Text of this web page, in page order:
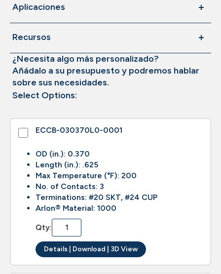
Aplicaciones
Recursos
¿Necesita algo más personalizado?
Añádalo a su presupuesto y podremos hablar
sobre sus necesidades.
Select Options:
ECCB-030370L0-0001
OD (in.): 0.370
Length (in.): .625
Max Temperature (°F): 200
No. of Contacts: 3
Terminations: #20 SKT, #24 CUP
Arlon® Material: 1000
Qty:
Details | Download | 3D View